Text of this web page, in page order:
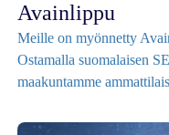
Avainlippu
Meille on myönnetty
Ostamalla suomalaisen
maakuntamme